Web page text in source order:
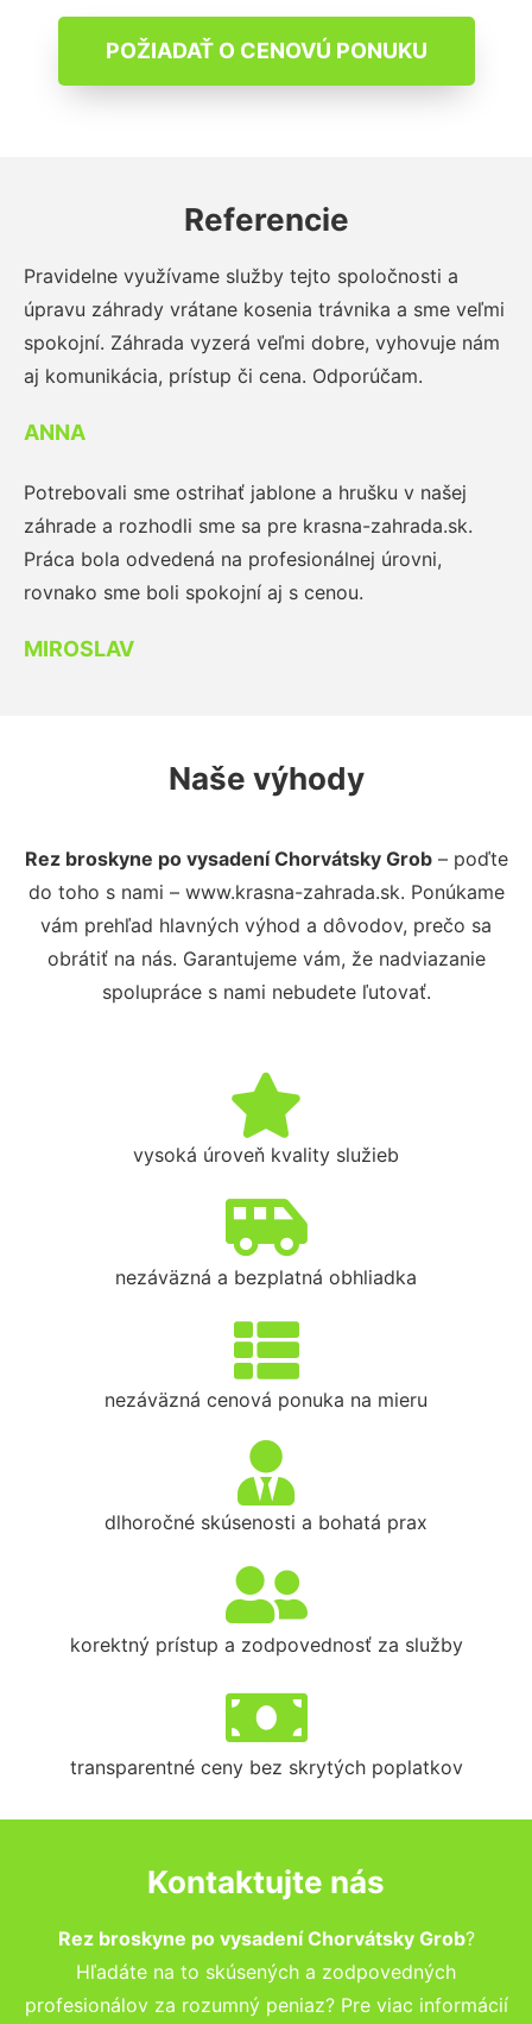
POŽIADAŤ O CENOVÚ PONUKU
Referencie
Pravidelne využívame služby tejto spoločnosti a
úpravu záhrady vrátane kosenia trávnika a sme veľmi
spokojní. Záhrada vyzerá veľmi dobre, vyhovuje nám
aj komunikácia, prístup či cena. Odporúčam.
ANNA
Potrebovali sme ostrihať jablone a hrušku v našej
záhrade a rozhodli sme sa pre krasna-zahrada.sk.
Práca bola odvedená na profesionálnej úrovni,
rovnako sme boli spokojní aj s cenou.
MIROSLAV
Naše výhody
Rez broskyne po vysadení Chorvátsky Grob– poďte
do toho s nami – www.krasna-zahrada.sk. Ponúkame
vám prehľad hlavných výhod a dôvodov, prečo sa
obrátiť na nás. Garantujeme vám, že nadviazanie
spolupráce s nami nebudete ľutovať.
vysoká úroveň kvality služieb
nezáväzná a bezplatná obhliadka
nezáväzná cenová ponuka na mieru
dlhoročné skúsenosti a bohatá prax
korektný prístup a zodpovednosť za služby
transparentné ceny bez skrytých poplatkov
Kontaktujte nás
Rez broskyne po vysadení Chorvátsky Grob?
Hľadáte na to skúsených a zodpovedných
profesionálov za rozumný peniaz? Pre viac informácií